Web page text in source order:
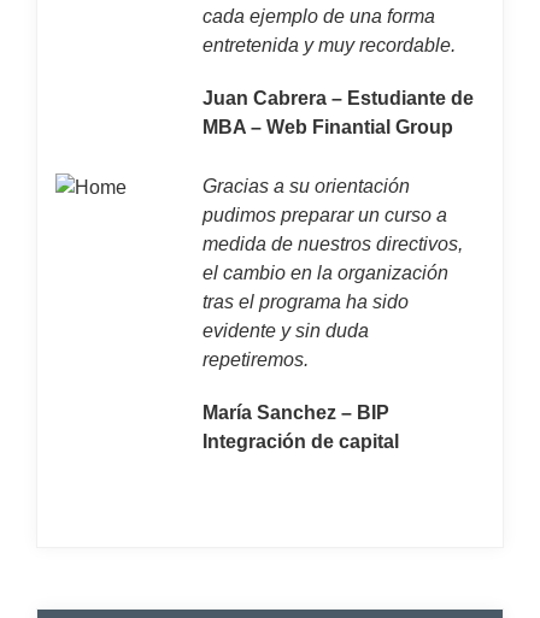
cada ejemplo de una forma
entretenida y muy recordable.
Juan Cabrera – Estudiante de
MBA – Web Finantial Group
Gracias a su orientación
pudimos preparar un curso a
medida de nuestros directivos,
el cambio en la organización
tras el programa ha sido
evidente y sin duda
repetiremos.
María Sanchez – BIP
Integración de capital